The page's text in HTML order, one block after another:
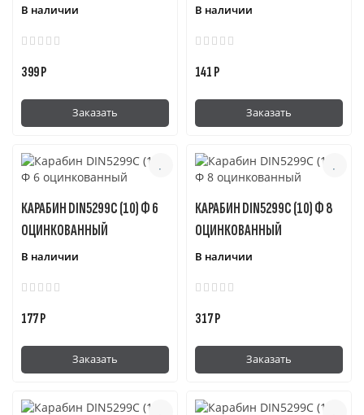
В наличии
399 Р
Заказать
В наличии
141 Р
Заказать
КАРАБИН DIN5299C (10) Ф 6
ОЦИНКОВАННЫЙ
В наличии
177 Р
Заказать
КАРАБИН DIN5299C (10) Ф 8
ОЦИНКОВАННЫЙ
В наличии
317 Р
Заказать